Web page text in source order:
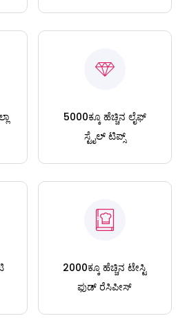
5000ಕ್ಕೂ ಹೆಚ್ಚಿನ ಲೈಫ್
ಸ್ಟೈಲ್ ಟಿಪ್ಸ್
2000ಕ್ಕೂ ಹೆಚ್ಚಿನ ಟೇಸ್ಟಿ
ಫುಡ್ ರೆಸಿಪೀಸ್